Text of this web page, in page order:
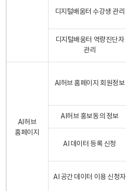
디지털배움터 수강생 관리
디지털배움터 역량진단자
관리
AI허브
홈페이지
AI허브 홈페이지 회원정보
AI허브 홍보동의 정보
AI 데이터 등록 신청
AI 공간 데이터 이용 신청자